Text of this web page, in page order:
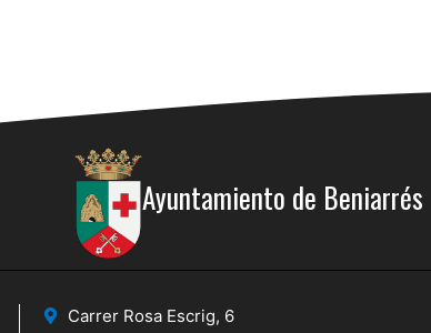
Ayuntamiento de Beniarrés
Carrer Rosa Escrig, 6